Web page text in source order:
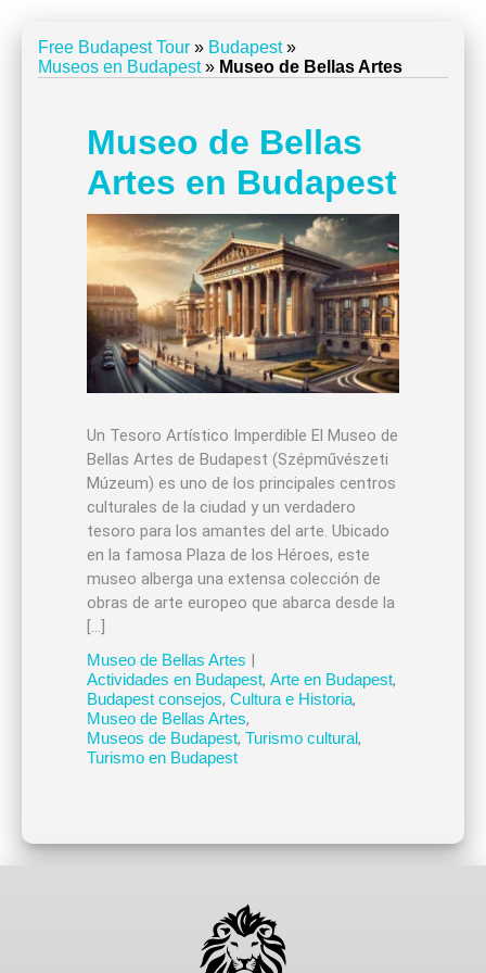
Free Budapest Tour » Budapest»
Museos en Budapest» Museo de Bellas Artes
Museo de Bellas
Artes en Budapest
Un Tesoro Artístico Imperdible El Museo de
Bellas Artes de Budapest (Szépművészeti
Múzeum) es uno de los principales centros
culturales de la ciudad y un verdadero
tesoro para los amantes del arte. Ubicado
en la famosa Plaza de los Héroes, este
museo alberga una extensa colección de
obras de arte europeo que abarca desde la
[…]
Museo de Bellas Artes |
Actividades en Budapest, Arte en Budapest,
Budapest consejos, Cultura e Historia,
Museo de Bellas Artes,
Museos de Budapest, Turismo cultural,
Turismo en Budapest